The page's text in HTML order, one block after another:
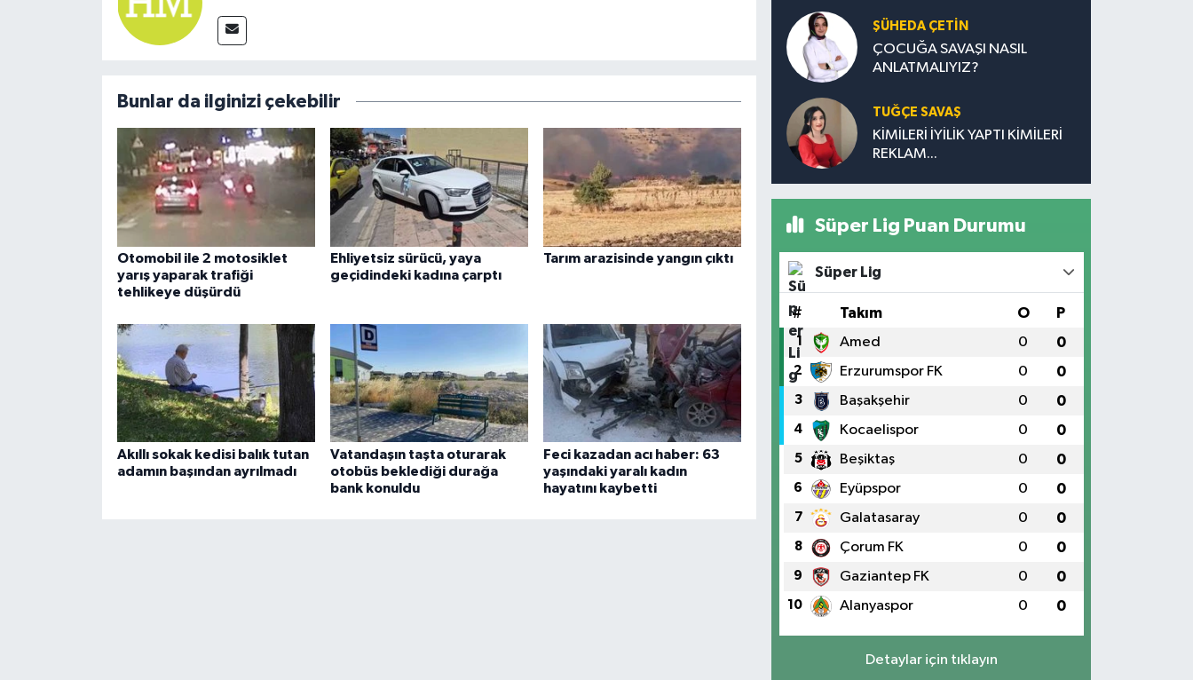
Bunlar da ilginizi çekebilir
Otomobil ile 2 motosiklet
yarış yaparak trafiği
tehlikeye düşürdü
Ehliyetsiz sürücü, yaya
geçidindeki kadına çarptı
Tarım arazisinde yangın çıktı
Akıllı sokak kedisi balık tutan
adamın başından ayrılmadı
Vatandaşın taşta oturarak
otobüs beklediği durağa
bank konuldu
Feci kazadan acı haber: 63
yaşındaki yaralı kadın
hayatını kaybetti
ŞÜHEDA ÇETİN
ÇOCUĞA SAVAŞI NASIL
ANLATMALIYIZ?
TUĞÇE SAVAŞ
KİMİLERİ İYİLİK YAPTI KİMİLERİ
REKLAM...
Süper Lig Puan Durumu
Süper Lig
# Takım O P
1 Amed 0 0
2 Erzurumspor FK 0 0
3 Başakşehir 0 0
4 Kocaelispor 0 0
5 Beşiktaş 0 0
6 Eyüpspor 0 0
7 Galatasaray 0 0
8 Çorum FK 0 0
9 Gaziantep FK 0 0
10 Alanyaspor 0 0
Detaylar için tıklayın